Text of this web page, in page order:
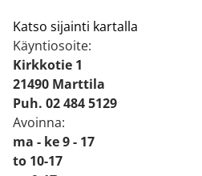
Katso sijainti kartalla
Käyntiosoite:
Kirkkotie 1
21490 Marttila
Puh. 02 484 5129
Avoinna:
ma - ke 9 - 17
to 10-17